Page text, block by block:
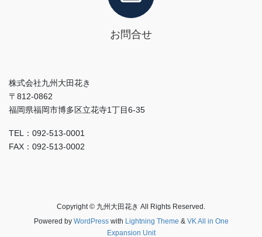
お問合せ
株式会社九州大田花き
〒812-0862
福岡県福岡市博多区立花寺1丁目6-35
TEL：092-513-0001
FAX：092-513-0002
Copyright © 九州大田花き All Rights Reserved.
Powered by WordPresswith Lightning Theme & VK All in One
Expansion Unit